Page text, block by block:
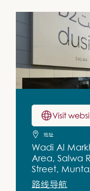
Visit
地址
Wadi Al
Area, Salwa
Street,
路线导航